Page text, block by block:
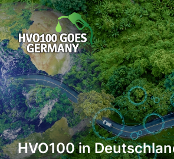
Zum
Inhalt
springen
HVO100 in